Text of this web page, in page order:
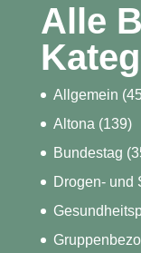
Alle
Allgemein
Altona (139)
Bundestag
Drogen- und